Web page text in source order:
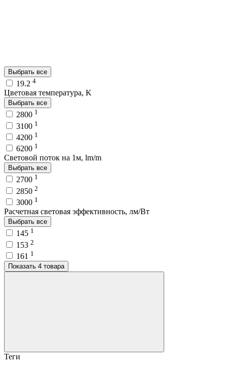
Выбрать все
19.2 4
Цветовая температура, K
Выбрать все
2800 1
3100 1
4200 1
6200 1
Световой поток на 1м, lm/m
Выбрать все
2700 1
2850 2
3000 1
Расчетная световая эффективность, лм/Вт
Выбрать все
145 1
153 2
161 1
Показать 4 товара
Теги